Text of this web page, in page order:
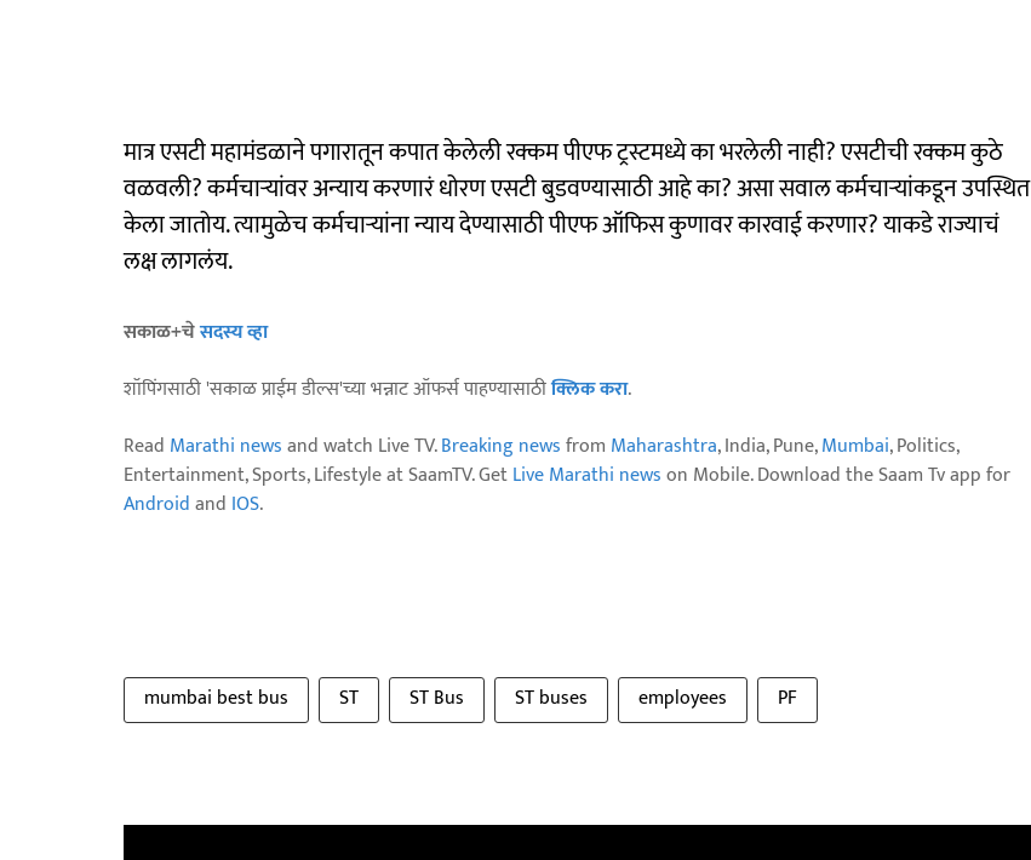
मात्र एसटी महामंडळाने पगारातून कपात केलेली रक्कम पीएफ ट्रस्टमध्ये का भरलेली नाही? एसटीची रक्कम कुठे
वळवली? कर्मचाऱ्यांवर अन्याय करणारं धोरण एसटी बुडवण्यासाठी आहे का? असा सवाल कर्मचाऱ्यांकडून उपस्थित
केला जातोय. त्यामुळेच कर्मचाऱ्यांना न्याय देण्यासाठी पीएफ ऑफिस कुणावर कारवाई करणार? याकडे राज्याचं
लक्ष लागलंय.
सकाळ+चेसदस्य व्हा
शॉपिंगसाठी 'सकाळ प्राईम डील्स'च्या भन्नाट ऑफर्स पाहण्यासाठीक्लिक करा.
Read Marathi newsand watch Live TV.Breaking newsfrom Maharashtra, India, Pune,Mumbai, Politics,
Entertainment, Sports, Lifestyle at SaamTV. GetLive Marathi newson Mobile. Download the Saam Tv app for
Androidand IOS.
mumbai best bus ST ST Bus ST buses employees PF